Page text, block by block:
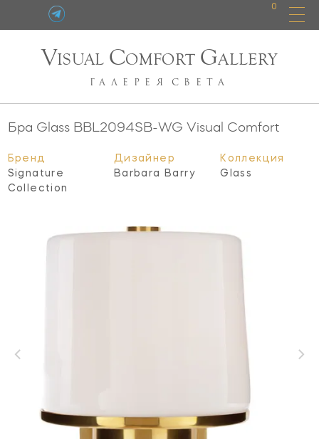
0
VISUAL COMFORT GALLERY
ГАЛЕРЕЯ СВЕТА
Бра Glass BBL2094SB-WG Visual Comfort
Бренд
Signature
Collection
Дизайнер
Barbara Barry
Коллекция
Glass